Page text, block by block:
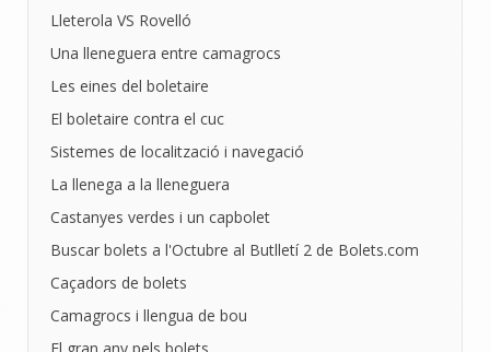
Lleterola VS Rovelló
Una lleneguera entre camagrocs
Les eines del boletaire
El boletaire contra el cuc
Sistemes de localització i navegació
La llenega a la lleneguera
Castanyes verdes i un capbolet
Buscar bolets a l'Octubre al Butlletí 2 de Bolets.com
Caçadors de bolets
Camagrocs i llengua de bou